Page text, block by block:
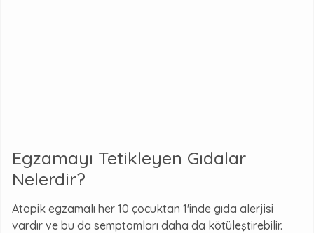
Egzamayı Tetikleyen Gıdalar
Nelerdir?
Atopik egzamalı her 10 çocuktan 1'inde gıda alerjisi
vardır ve bu da semptomları daha da kötüleştirebilir.